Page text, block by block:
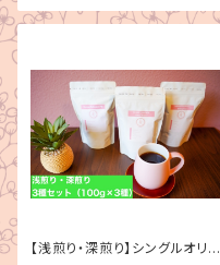
【浅煎り・深煎り】シングルオリジ